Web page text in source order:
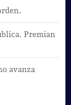
Premian
avanza